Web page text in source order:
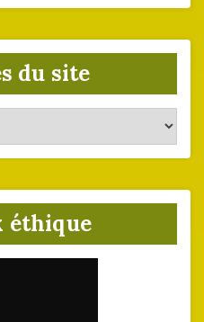
du site
éthique